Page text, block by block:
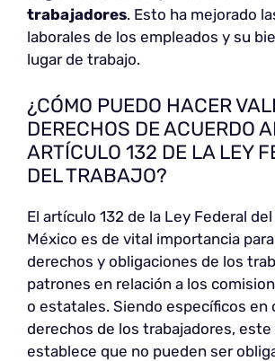
trabajadores. Esto ha mejorado
laborales de los empleados y su
lugar de trabajo.
¿CÓMO PUEDO HACER
DERECHOS DE ACUERDO
ARTÍCULO 132 DE LA LEY
DEL TRABAJO?
El artículo 132 de la Ley Federal
México es de vital importancia
derechos y obligaciones de los
patrones en relación a los
o estatales. Siendo específicos en
derechos de los trabajadores,
establece que no pueden ser